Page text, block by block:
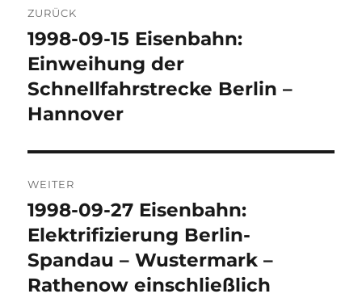
ZURÜCK
Vorheriger
Beitrag:
1998-09-15 Eisenbahn:
Einweihung der
Schnellfahrstrecke Berlin –
Hannover
WEITER
Nächster
Beitrag:
1998-09-27 Eisenbahn:
Elektrifizierung Berlin-
Spandau – Wustermark –
Rathenow einschließlich